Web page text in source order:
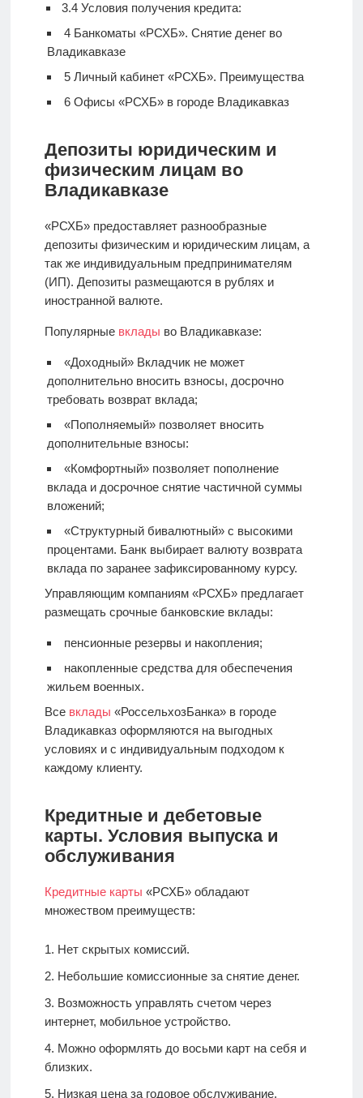
3.4Условия получения кредита:
4Банкоматы «РСХБ». Снятие денег во
Владикавказе
5Личный кабинет «РСХБ». Преимущества
6Офисы «РСХБ» в городе Владикавказ
Депозиты юридическим и
физическим лицам во
Владикавказе
«РСХБ» предоставляет разнообразные
депозиты физическим и юридическим лицам, а
так же индивидуальным предпринимателям
(ИП). Депозиты размещаются в рублях и
иностранной валюте.
Популярные вклады во Владикавказе:
«Доходный» Вкладчик не может
дополнительно вносить взносы, досрочно
требовать возврат вклада;
«Пополняемый» позволяет вносить
дополнительные взносы:
«Комфортный» позволяет пополнение
вклада и досрочное снятие частичной суммы
вложений;
«Структурный бивалютный» с высокими
процентами. Банк выбирает валюту возврата
вклада по заранее зафиксированному курсу.
Управляющим компаниям «РСХБ» предлагает
размещать срочные банковские вклады:
пенсионные резервы и накопления;
накопленные средства для обеспечения
жильем военных.
Все вклады «РоссельхозБанка» в городе
Владикавказ оформляются на выгодных
условиях и с индивидуальным подходом к
каждому клиенту.
Кредитные и дебетовые
карты. Условия выпуска и
обслуживания
Кредитные карты «РСХБ» обладают
множеством преимуществ:
Нет скрытых комиссий.
Небольшие комиссионные за снятие денег.
Возможность управлять счетом через
интернет, мобильное устройство.
Можно оформлять до восьми карт на себя и
близких.
Низкая цена за годовое обслуживание.